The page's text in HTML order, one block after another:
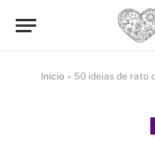
Início » 50 ideias de rato